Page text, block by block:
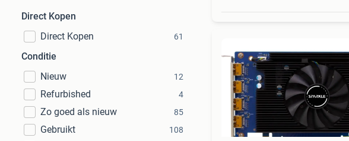
Direct Kopen
Direct Kopen
61
Conditie
Nieuw
12
Refurbished 4
Zo goed als nieuw 85
Gebruikt 108